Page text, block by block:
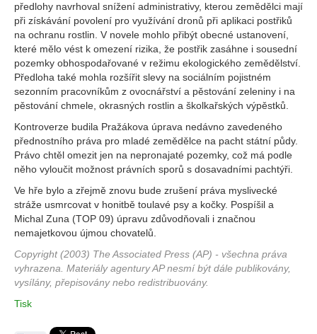
předlohy navrhoval snížení administrativy, kterou zemědělci mají
při získávání povolení pro využívání dronů při aplikaci postřiků
na ochranu rostlin. V novele mohlo přibýt obecné ustanovení,
které mělo vést k omezení rizika, že postřik zasáhne i sousední
pozemky obhospodařované v režimu ekologického zemědělství.
Předloha také mohla rozšířit slevy na sociálním pojistném
sezonním pracovníkům z ovocnářství a pěstování zeleniny i na
pěstování chmele, okrasných rostlin a školkařských výpěstků.
Kontroverze budila Pražákova úprava nedávno zavedeného
přednostního práva pro mladé zemědělce na pacht státní půdy.
Právo chtěl omezit jen na nepronajaté pozemky, což má podle
něho vyloučit možnost právních sporů s dosavadními pachtýři.
Ve hře bylo a zřejmě znovu bude zrušení práva myslivecké
stráže usmrcovat v honitbě toulavé psy a kočky. Pospíšil a
Michal Zuna (TOP 09) úpravu zdůvodňovali i značnou
nemajetkovou újmou chovatelů.
Copyright (2003) The Associated Press (AP) - všechna práva
vyhrazena. Materiály agentury AP nesmí být dále publikovány,
vysílány, přepisovány nebo redistribuovány.
Tisk